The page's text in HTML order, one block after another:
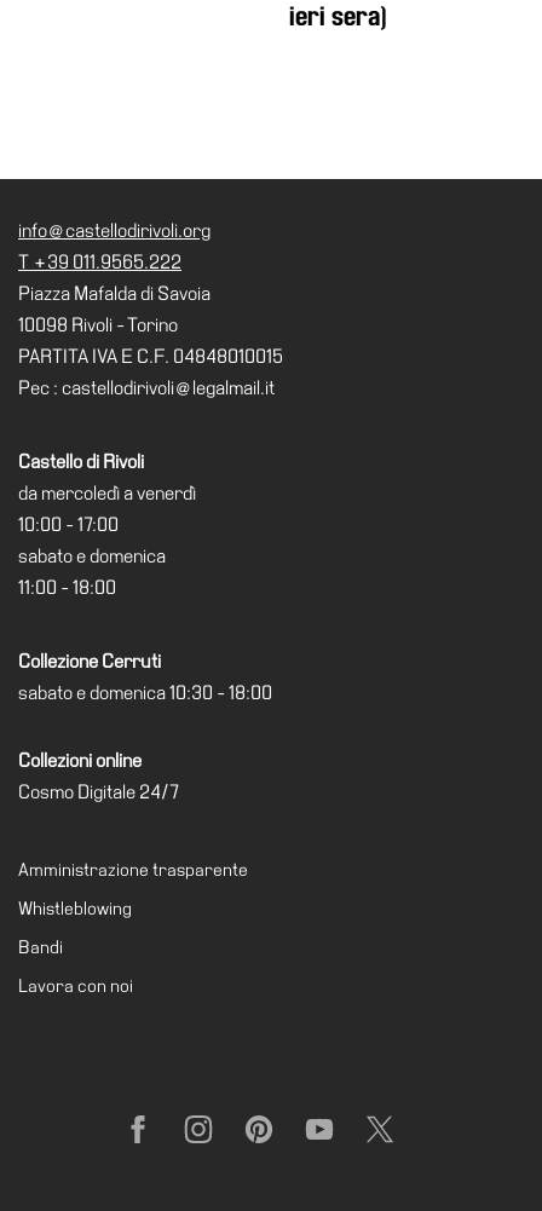
ieri sera)
info@castellodirivoli.org
T +39 011.9565.222
Piazza Mafalda di Savoia
10098 Rivoli - Torino
PARTITA IVA E C.F. 04848010015
Pec : castellodirivoli@legalmail.it
Castello di Rivoli
da mercoledì a venerdì
10:00 - 17:00
sabato e domenica
11:00 - 18:00
Collezione Cerruti
sabato e domenica 10:30 - 18:00
Collezioni online
Cosmo Digitale 24/7
Amministrazione trasparente
Whistleblowing
Bandi
Lavora con noi
FacebookInstagramPinterestYouTube X